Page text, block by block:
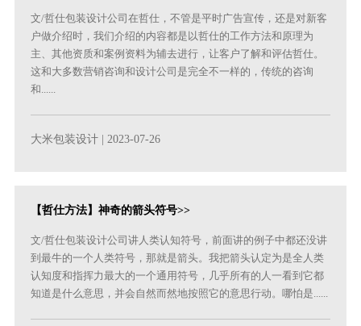
文/哲仕包装设计公司在哲仕，不管是平时广告宣传，还是对新客
户做介绍时，我们介绍的内容都是以哲仕的工作方法和原理为
主、其他资质和案例资料为辅去进行，让客户了解和评估哲仕。
这和大多数营销咨询和设计公司是完全不一样的，传统的咨询
和......
大米包装设计 | 2023-07-26
【哲仕方法】神奇的箭头符号>>
文/哲仕包装设计公司讲人类认知符号，前面讲的例子中都还没讲
到最牛的一个人类符号，那就是箭头。我把箭头认定为是全人类
认知度和指挥力最大的一个通用符号，几乎所有的人一看到它都
知道是什么意思，并会自然而然地按照它的意思行动。哪怕是......